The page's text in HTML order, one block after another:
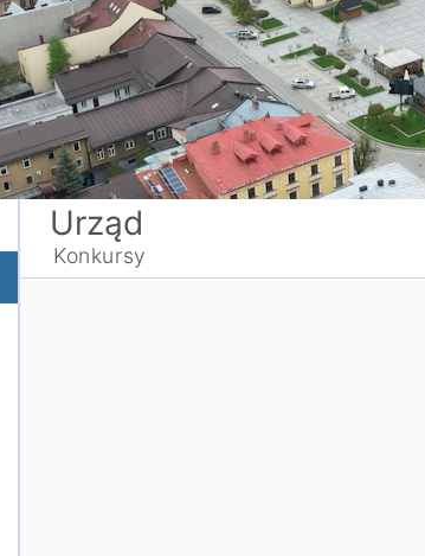
Urząd
Konkursy